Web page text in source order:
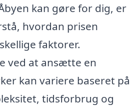
kan gøre for dig, er
hvordan prisen
faktorer.
ved at ansætte en
kan variere baseret på
tidsforbrug og